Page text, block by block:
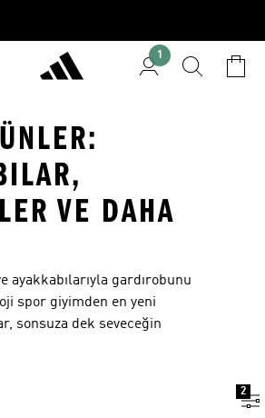
1
VE DAHA
ayakkabılarıyla gardırobunu
spor giyimden en yeni
sonsuza dek seveceğin
2